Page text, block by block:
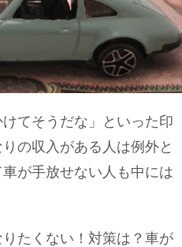
てそうだな」といった印
の収入がある人は例外と
が手放せない人も中には
たくない！対策は？車が